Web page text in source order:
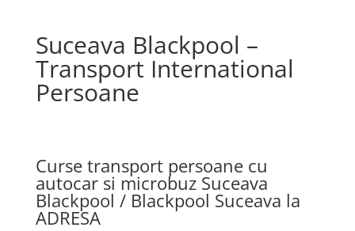
Suceava Blackpool –
Transport International
Persoane
Curse transport persoane cu
autocar si microbuz Suceava
Blackpool / Blackpool Suceava la
ADRESA